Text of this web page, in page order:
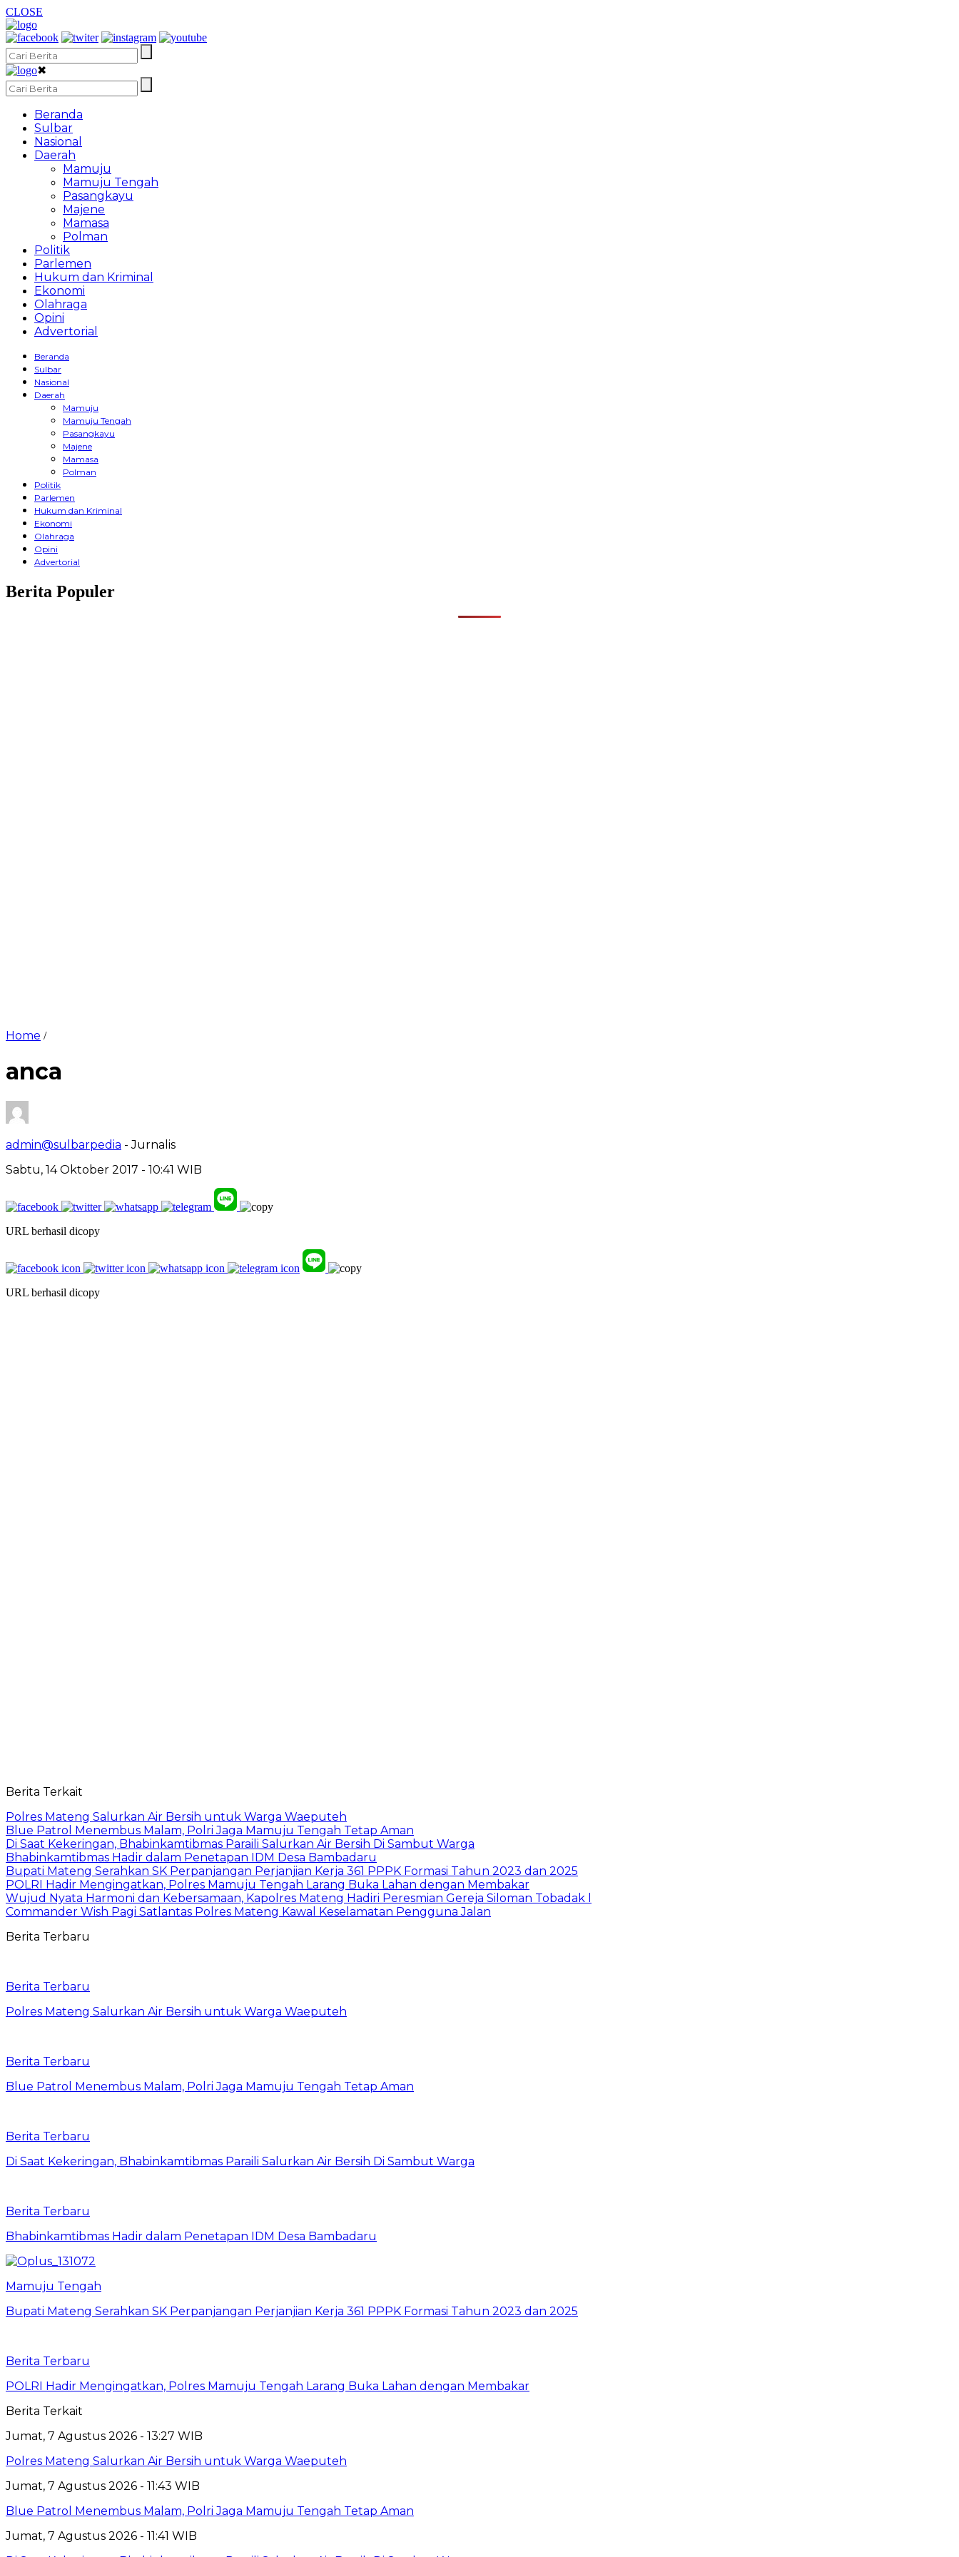
CLOSE
✖
Beranda
Sulbar
Nasional
Daerah
Mamuju
Mamuju Tengah
Pasangkayu
Majene
Mamasa
Polman
Politik
Parlemen
Hukum dan Kriminal
Ekonomi
Olahraga
Opini
Advertorial
Beranda
Sulbar
Nasional
Daerah
Mamuju
Mamuju Tengah
Pasangkayu
Majene
Mamasa
Polman
Politik
Parlemen
Hukum dan Kriminal
Ekonomi
Olahraga
Opini
Advertorial
Berita Populer
Home /
anca
admin@sulbarpedia - Jurnalis
Sabtu, 14 Oktober 2017 - 10:41 WIB
URL berhasil dicopy
URL berhasil dicopy
Berita Terkait
Polres Mateng Salurkan Air Bersih untuk Warga Waeputeh
Blue Patrol Menembus Malam, Polri Jaga Mamuju Tengah Tetap Aman
Di Saat Kekeringan, Bhabinkamtibmas Paraili Salurkan Air Bersih Di Sambut Warga
Bhabinkamtibmas Hadir dalam Penetapan IDM Desa Bambadaru
Bupati Mateng Serahkan SK Perpanjangan Perjanjian Kerja 361 PPPK Formasi Tahun 2023 dan 2025
POLRI Hadir Mengingatkan, Polres Mamuju Tengah Larang Buka Lahan dengan Membakar
Wujud Nyata Harmoni dan Kebersamaan, Kapolres Mateng Hadiri Peresmian Gereja Siloman Tobadak l
Commander Wish Pagi Satlantas Polres Mateng Kawal Keselamatan Pengguna Jalan
Berita Terbaru
Berita Terbaru
Polres Mateng Salurkan Air Bersih untuk Warga Waeputeh
Berita Terbaru
Blue Patrol Menembus Malam, Polri Jaga Mamuju Tengah Tetap Aman
Berita Terbaru
Di Saat Kekeringan, Bhabinkamtibmas Paraili Salurkan Air Bersih Di Sambut Warga
Berita Terbaru
Bhabinkamtibmas Hadir dalam Penetapan IDM Desa Bambadaru
Mamuju Tengah
Bupati Mateng Serahkan SK Perpanjangan Perjanjian Kerja 361 PPPK Formasi Tahun 2023 dan 2025
Berita Terbaru
POLRI Hadir Mengingatkan, Polres Mamuju Tengah Larang Buka Lahan dengan Membakar
Berita Terkait
Jumat, 7 Agustus 2026 - 13:27 WIB
Polres Mateng Salurkan Air Bersih untuk Warga Waeputeh
Jumat, 7 Agustus 2026 - 11:43 WIB
Blue Patrol Menembus Malam, Polri Jaga Mamuju Tengah Tetap Aman
Jumat, 7 Agustus 2026 - 11:41 WIB